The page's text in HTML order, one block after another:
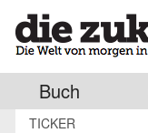
Buch
TICKER